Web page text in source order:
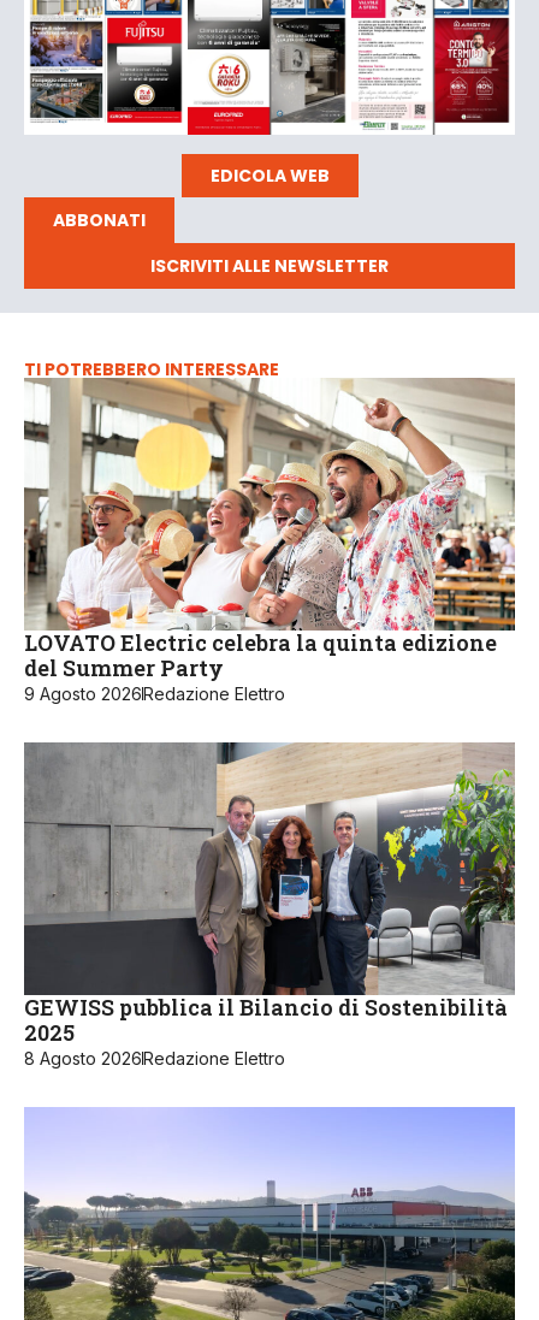
EDICOLA WEB
ABBONATI
ISCRIVITI ALLE NEWSLETTER
TI POTREBBERO INTERESSARE
LOVATO Electric celebra la quinta edizione
del Summer Party
9 Agosto 2026Redazione Elettro
GEWISS pubblica il Bilancio di Sostenibilità
2025
8 Agosto 2026Redazione Elettro